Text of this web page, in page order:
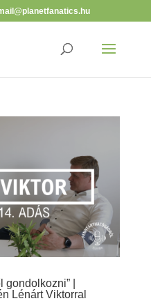
|
Lénárt Viktorral